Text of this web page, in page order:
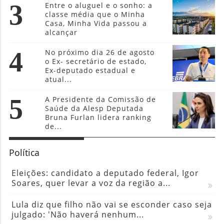
3
Entre o aluguel e o sonho: a
classe média que o Minha
Casa, Minha Vida passou a
alcançar
4
No próximo dia 26 de agosto
o Ex- secretário de estado,
Ex-deputado estadual e
atual...
5
A Presidente da Comissão de
Saúde da Alesp Deputada
Bruna Furlan lidera ranking
de...
Política
Eleições: candidato a deputado federal, Igor
Soares, quer levar a voz da região a...
Lula diz que filho não vai se esconder caso seja
julgado: 'Não haverá nenhum...